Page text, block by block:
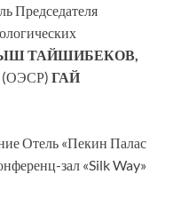
Председателя
ТАЙШИБЕКОВ,
(ОЭСР) ГАЙ
Отель «Пекин Палас
зал «Silk Way»